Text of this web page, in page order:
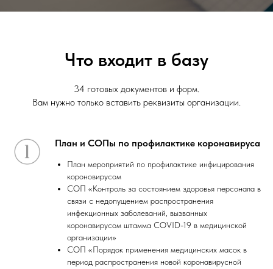
Что входит в базу
34 готовых документов и форм.
Вам нужно только вставить реквизиты организации.
План и СОПы по профилактике коронавируса
План мероприятий по профилактике инфицирования
короновирусом
СОП «Контроль за состоянием здоровья персонала в
связи с недопущением распространения
инфекционных заболеваний, вызванных
коронавирусом штамма COVID-19 в медицинской
организации»
СОП «Порядок применения медицинских масок в
период распространения новой коронавирусной